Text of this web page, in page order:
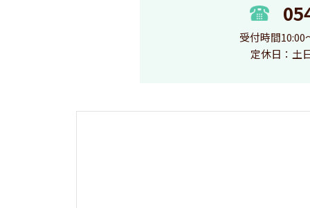
受付時間10:00
定休日：土